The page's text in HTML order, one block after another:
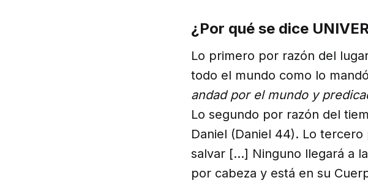
¿Por qué se dice
Lo primero por razón del
todo el mundo como lo
andad por el mundo y
Lo segundo por razón del
Daniel (Daniel 44). Lo
salvar […] Ninguno llegará a
por cabeza y está en su